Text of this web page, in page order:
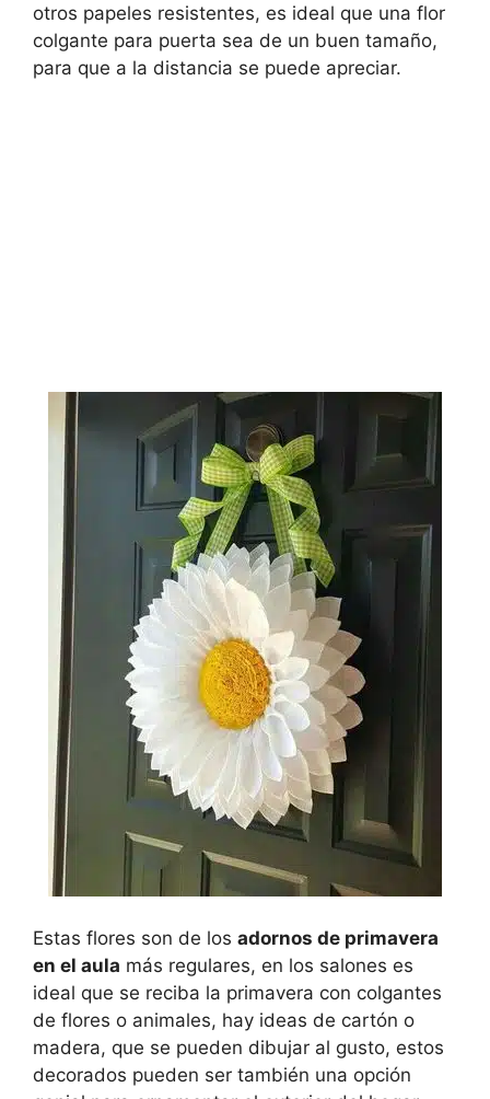
otros papeles resistentes, es ideal que una flor
colgante para puerta sea de un buen tamaño,
para que a la distancia se puede apreciar.
Estas flores son de los adornos de primavera
en el aula más regulares, en los salones es
ideal que se reciba la primavera con colgantes
de flores o animales, hay ideas de cartón o
madera, que se pueden dibujar al gusto, estos
decorados pueden ser también una opción